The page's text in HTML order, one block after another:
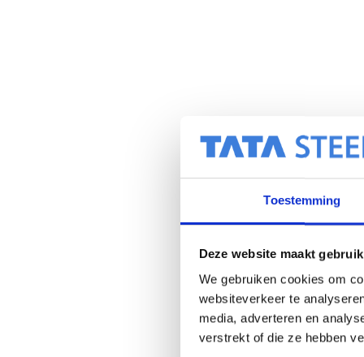
Toestemming
Deze website maakt
We gebruiken cookies om
websiteverkeer te
media, adverteren en
verstrekt of die ze hebben